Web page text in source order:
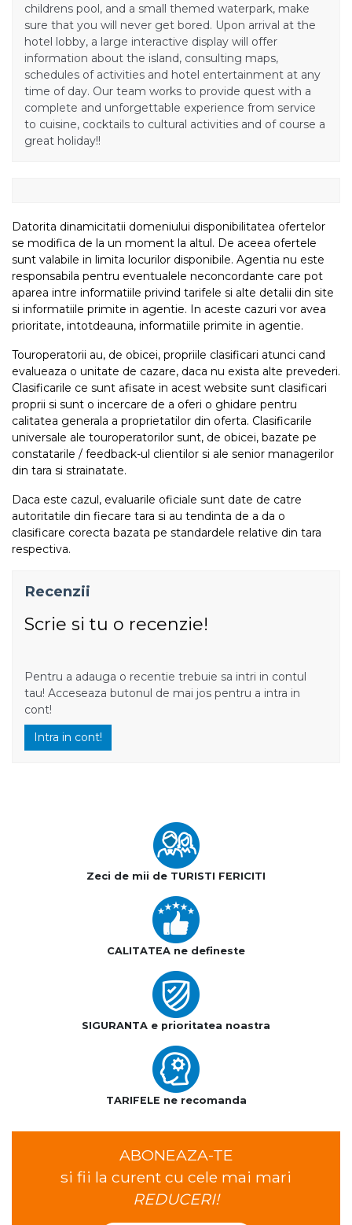
childrens pool, and a small themed waterpark, make
sure that you will never get bored. Upon arrival at the
hotel lobby, a large interactive display will offer
information about the island, consulting maps,
schedules of activities and hotel entertainment at any
time of day. Our team works to provide quest with a
complete and unforgettable experience from service
to cuisine, cocktails to cultural activities and of course a
great holiday!!
Datorita dinamicitatii domeniului disponibilitatea ofertelor
se modifica de la un moment la altul. De aceea ofertele
sunt valabile in limita locurilor disponibile. Agentia nu este
responsabila pentru eventualele neconcordante care pot
aparea intre informatiile privind tarifele si alte detalii din site
si informatiile primite in agentie. In aceste cazuri vor avea
prioritate, intotdeauna, informatiile primite in agentie.
Touroperatorii au, de obicei, propriile clasificari atunci cand
evalueaza o unitate de cazare, daca nu exista alte prevederi.
Clasificarile ce sunt afisate in acest website sunt clasificari
proprii si sunt o incercare de a oferi o ghidare pentru
calitatea generala a proprietatilor din oferta. Clasificarile
universale ale touroperatorilor sunt, de obicei, bazate pe
constatarile / feedback-ul clientilor si ale senior managerilor
din tara si strainatate.
Daca este cazul, evaluarile oficiale sunt date de catre
autoritatile din fiecare tara si au tendinta de a da o
clasificare corecta bazata pe standardele relative din tara
respectiva.
Recenzii
Scrie si tu o recenzie!
Pentru a adauga o recentie trebuie sa intri in contul
tau! Acceseaza butonul de mai jos pentru a intra in
cont!
Intra in cont!
Zeci de mii de TURISTI FERICITI
CALITATEA ne defineste
SIGURANTA e prioritatea noastra
TARIFELE ne recomanda
ABONEAZA-TE
si fii la curent cu cele mai mari
REDUCERI!